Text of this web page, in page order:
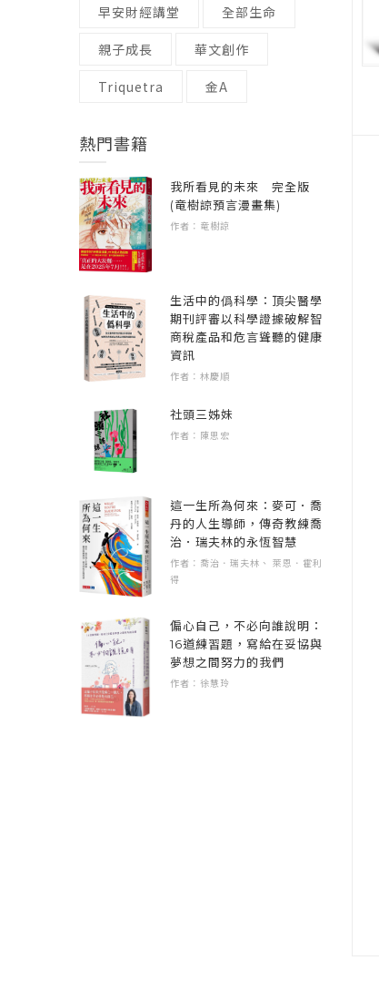
早安財經講堂 全部生命
親子成長 華文創作
Triquetra 金A
熱門書籍
我所看見的未來 完全版
(竜樹諒預言漫畫集)
作者：竜樹諒
生活中的僞科學：頂尖醫學
期刊評審以科學證據破解智
商稅產品和危言聳聽的健康
資訊
作者：林慶順
社頭三姊妹
作者：陳思宏
這一生所為何來：麥可．喬
丹的人生導師，傳奇教練喬
治．瑞夫林的永恆智慧
作者：喬治．瑞夫林、 萊恩．霍利
得
偏心自己，不必向誰說明：
16道練習題，寫給在妥協與
夢想之間努力的我們
作者：徐慧玲